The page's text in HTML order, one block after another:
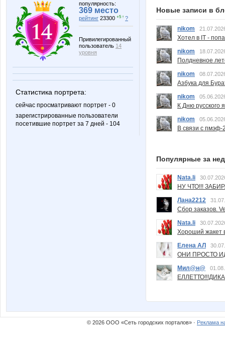
популярность:
369 место
рейтинг 23300 +5 ↑ ?
Привилегированный
пользователь 14
уровня
Статистика портрета:
сейчас просматривают портрет - 0
зарегистрированные пользователи
посетившие портрет за 7 дней - 104
Новые записи в
nikom
Хотел в IT -
nikom
Полдневное
nikom
Азбука для
nikom
К Дню русского
nikom
В связи с пмэф-
Популярные за
Nata.li
НУ ЧТО!!!
Лана2212
Сбор заказов.
Nata.li
Хороший жакет
Елена АЛ
ОНИ ПРОСТО
Мил@н@
© 2026 ООО «Сеть городских порталов» · Реклама